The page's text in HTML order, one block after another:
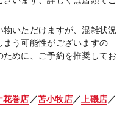
いただけますが、混雑状況
う可能性がございますの
めに、ご予約を推奨してお
花巻店 ／苫小牧店／ 上磯店／